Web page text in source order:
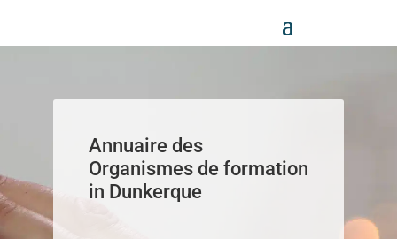
Annuaire des
Organismes de formation
in Dunkerque